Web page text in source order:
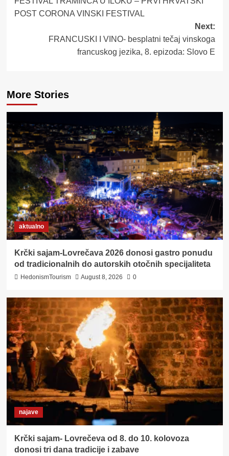
navigation
POST CORONA VINSKI FESTIVAL
Next:
FRANCUSKI I VINO- besplatni tečaj vinskoga
francuskog jezika, 8. epizoda: Slovo E
More Stories
aktualno
Krčki sajam-Lovrečava 2026 donosi gastro ponudu
od tradicionalnih do autorskih otočnih specijaliteta
HedonismTourism August 8, 2026 0
najave
Krčki sajam- Lovrečeva od 8. do 10. kolovoza
donosi tri dana tradicije i zabave